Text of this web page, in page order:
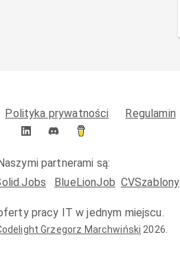
Polityka prywatności Regulamin
partnerami są:
BlueLionJob CVSzablony
pracy IT w jednym miejscu.
Grzegorz Marchwiński 2026